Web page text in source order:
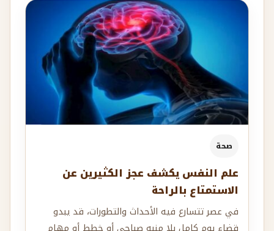
صحة
علم النفس يكشف عجز الكثيرين عن
الاستمتاع بالراحة
في عصر تتسارع فيه الأحداث والتطورات، قد يبدو